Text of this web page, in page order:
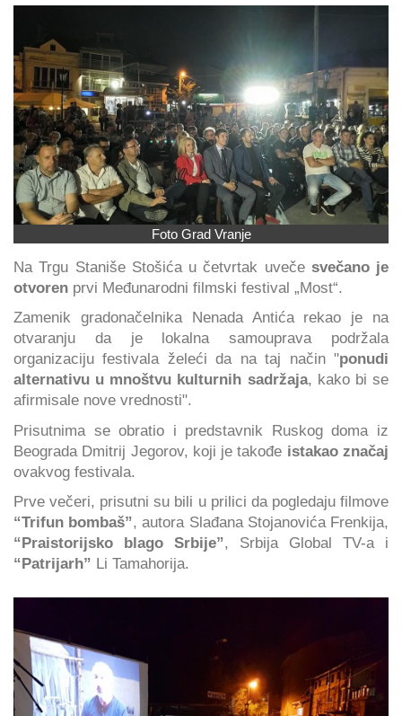
Foto Grad Vranje
Na Trgu Staniše Stošića u četvrtak uveče svečano je
otvoren prvi Međunarodni filmski festival „Most“.
Zamenik gradonačelnika Nenada Antića rekao je na
otvaranju da je lokalna samouprava podržala
organizaciju festivala želeći da na taj način "ponudi
alternativu u mnoštvu kulturnih sadržaja, kako bi se
afirmisale nove vrednosti".
Prisutnima se obratio i predstavnik Ruskog doma iz
Beograda Dmitrij Jegorov, koji je takođe istakao značaj
ovakvog festivala.
Prve večeri, prisutni su bili u prilici da pogledaju filmove
“Trifun bombaš”, autora Slađana Stojanovića Frenkija,
“Praistorijsko blago Srbije”, Srbija Global TV-a i
“Patrijarh” Li Tamahorija.